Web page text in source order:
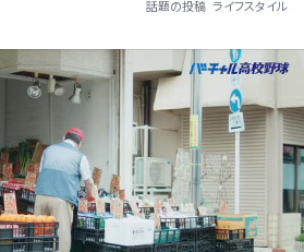
話題の投稿 ライフスタイル